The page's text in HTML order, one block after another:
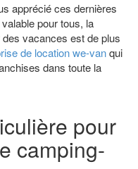
apprécié ces dernières
pour tous, la
vacances est de plus
de location we-vanqui
dans toute la
pour
camping-